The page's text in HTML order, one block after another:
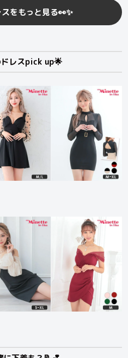
をもっと見る👀✨
ドレスpick up🌟